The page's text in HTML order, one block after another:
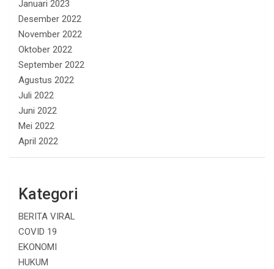
Januari 2023
Desember 2022
November 2022
Oktober 2022
September 2022
Agustus 2022
Juli 2022
Juni 2022
Mei 2022
April 2022
Kategori
BERITA VIRAL
COVID 19
EKONOMI
HUKUM